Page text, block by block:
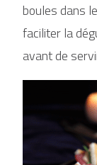
boules dans
faciliter la
avant de